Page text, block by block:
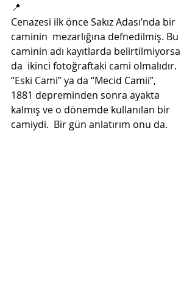
📍
Cenazesi ilk önce Sakız Adası’nda bir
caminin  mezarlığına defnedilmiş. Bu
caminin adı kayıtlarda belirtilmiyorsa
da  ikinci fotoğraftaki cami olmalıdır.
“Eski Cami” ya da “Mecid Camii”,
1881 depreminden sonra ayakta
kalmış ve o dönemde kullanılan bir
camiydi.  Bir gün anlatırım onu da.